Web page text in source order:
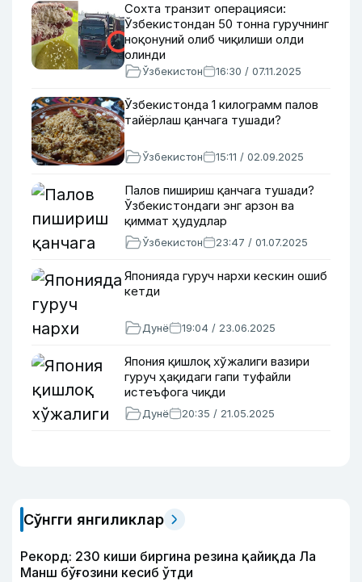
Сохта транзит операцияси:
Ўзбекистондан 50 тонна гуручнинг
ноқонуний олиб чиқилиши олди
олинди
Ўзбекистон 16:30 / 07.11.2025
Ўзбекистонда 1 килограмм палов
тайёрлаш қанчага тушади?
Ўзбекистон 15:11 / 02.09.2025
Палов пишириш қанчага тушади?
Ўзбекистондаги энг арзон ва
қиммат ҳудудлар
Ўзбекистон 23:47 / 01.07.2025
Японияда гуруч нархи кескин ошиб
кетди
Дунё 19:04 / 23.06.2025
Япония қишлоқ хўжалиги вазири
гуруч ҳақидаги гапи туфайли
истеъфога чиқди
Дунё 20:35 / 21.05.2025
Сўнгги янгиликлар
Рекорд: 230 киши биргина резина қайиқда Ла
Манш бўғозини кесиб ўтди